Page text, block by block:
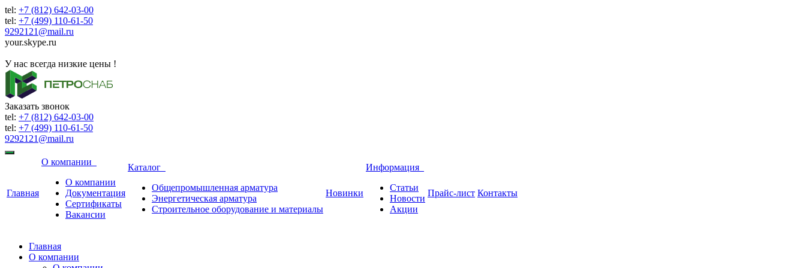
tel: +7 (812) 642-03-00
tel: +7 (499) 110-61-50
9292121@mail.ru
your.skype.ru
У нас всегда низкие цены !
Заказать звонок
tel: +7 (812) 642-03-00
tel: +7 (499) 110-61-50
9292121@mail.ru
Главная
О компании
О компании
Документация
Сертификаты
Вакансии
Каталог
Общепромышленная арматура
Энергетическая арматура
Строительное оборудование и материалы
Новинки
Информация
Статьи
Новости
Акции
Прайс-лист Контакты
Главная
О компании